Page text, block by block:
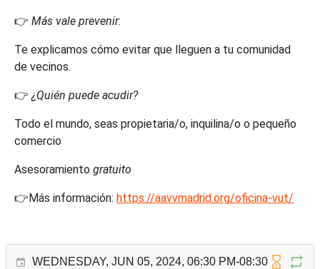
👉 Más vale prevenir:
Te explicamos cómo evitar que lleguen a tu comunidad
de vecinos.
👉¿Quién puede acudir?
Todo el mundo, seas propietaria/o, inquilina/o o pequeño
comercio
Asesoramiento gratuito
👉Más información: https://aavvmadrid.org/oficina-vut/
WEDNESDAY, JUN 05, 2024, 06:30 PM-08:30